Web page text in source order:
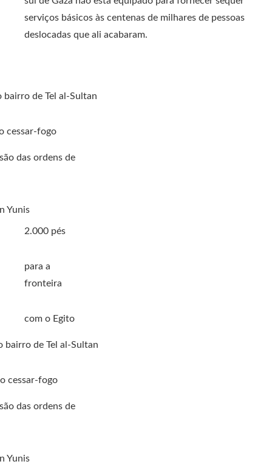
serviços básicos às centenas de milhares de pessoas
deslocadas que ali acabaram.
bairro de Tel al-Sultan
cessar-fogo
das ordens de
Yunis
2.000 pés
para a
fronteira
com o Egito
bairro de Tel al-Sultan
cessar-fogo
das ordens de
Yunis